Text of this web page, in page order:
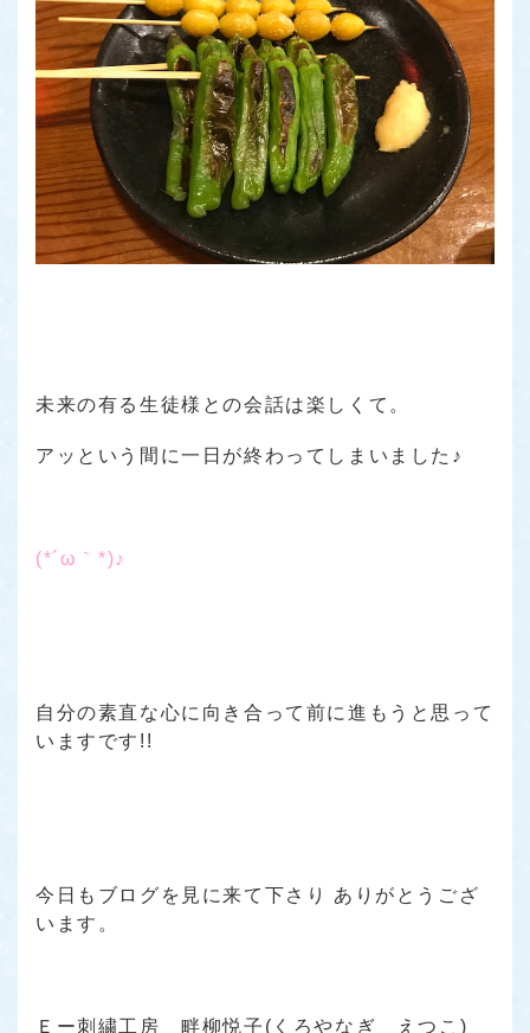
未来の有る生徒様との会話は楽しくて。
アッという間に一日が終わってしまいました♪
(*´ω｀*)♪
自分の素直な心に向き合って前に進もうと思って
いますです!!
今日もブログを見に来て下さり ありがとうござ
います。
Ｅー刺繍工房 畔柳悦子(くろやなぎ えつこ)